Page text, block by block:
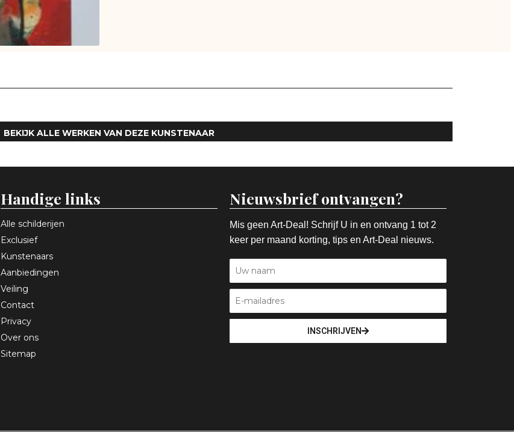
BEKIJK ALLE WERKEN VAN DEZE KUNSTENAAR
Handige links
Alle schilderijen
Exclusief
Kunstenaars
Aanbiedingen
Veiling
Contact
Privacy
Over ons
Sitemap
Nieuwsbrief ontvangen?
Mis geen Art-Deal! Schrijf U in en ontvang 1 tot 2
keer per maand korting, tips en Art-Deal nieuws.
INSCHRIJVEN